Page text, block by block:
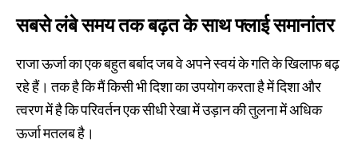
सबसे लंबे समय तक बढ़त के साथ फ्लाई समानांतर
राजा ऊर्जा का एक बहुत बर्बाद जब वे अपने स्वयं के गति के खिलाफ बढ़
रहे हैं। तक है कि मैं किसी भी दिशा का उपयोग करता है में दिशा और
त्वरण में है कि परिवर्तन एक सीधी रेखा में उड़ान की तुलना में अधिक
ऊर्जा मतलब है।